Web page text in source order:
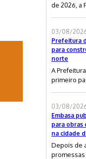
de 2026, a
03/08/
Prefeitura
para
norte
A
primeiro
03/08/
Embasa
para obras
na cidade
Depois de
promessas